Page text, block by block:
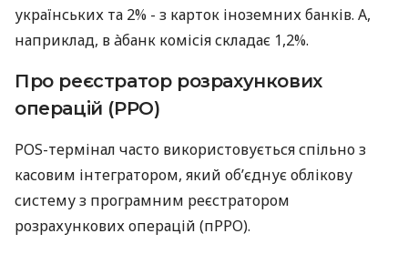
українських та 2% - з карток іноземних банків. А,
наприклад, в àбанк комісія складає 1,2%.
Про реєстратор розрахункових
операцій (РРО)
POS-термінал часто використовується спільно з
касовим інтегратором, який об’єднує облікову
систему з програмним реєстратором
розрахункових операцій (пРРО).